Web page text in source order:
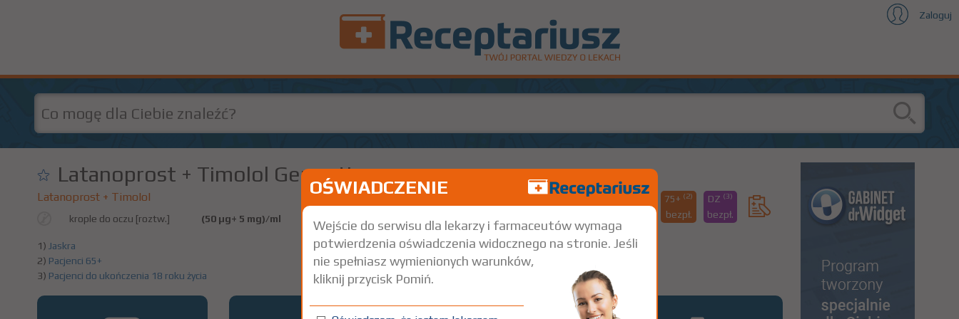
Zaloguj
Latanoprost + Timolol Genoptim
Latanoprost + Timolol
krople do oczu [roztw.] (50 µg+ 5 mg)/ml 1 but. 2,5 ml Na spojówkę oka
Rx
100%
(1) 75+ (2)
bezpł.
DZ (3)
bezpł.
1) Jaskra
2) Pacjenci 65+
3) Pacjenci do ukończenia 18 roku życia
OŚWIADCZENIE
Wejście do serwisu dla lekarzy i farmaceutów wymaga
potwierdzenia oświadczenia widocznego na stronie. Jeśli
nie spełniasz wymienionych warunków,
kliknij przycisk Pomiń.